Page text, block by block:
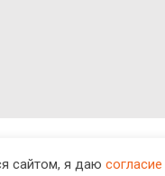
сайтом, я даю согласие